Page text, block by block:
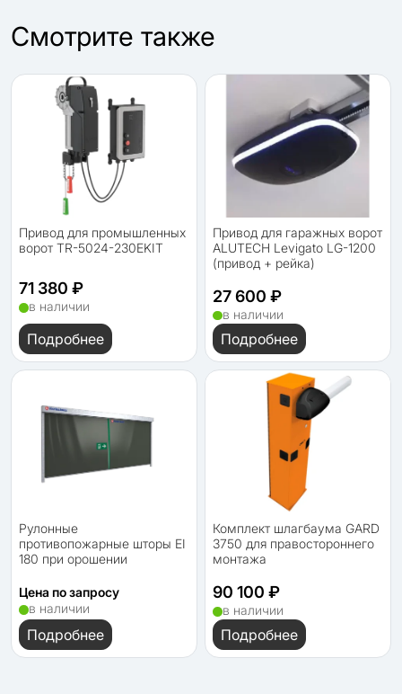
Cмотрите также
Привод для промышленных
ворот TR-5024-230EKIT
71 380 ₽
в наличии
Подробнее
Привод для гаражных ворот
ALUTECH Levigato LG-1200
(привод + рейка)
27 600 ₽
в наличии
Подробнее
Рулонные
противопожарные шторы EI
180 при орошении
Цена по запросу
в наличии
Подробнее
Комплект шлагбаума GARD
3750 для правостороннего
монтажа
90 100 ₽
в наличии
Подробнее